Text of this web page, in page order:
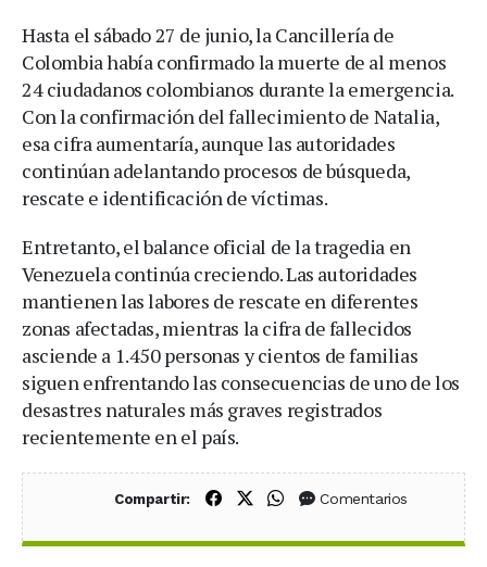
Hasta el sábado 27 de junio, la Cancillería de
Colombia había confirmado la muerte de al menos
24 ciudadanos colombianos durante la emergencia.
Con la confirmación del fallecimiento de Natalia,
esa cifra aumentaría, aunque las autoridades
continúan adelantando procesos de búsqueda,
rescate e identificación de víctimas.
Entretanto, el balance oficial de la tragedia en
Venezuela continúa creciendo. Las autoridades
mantienen las labores de rescate en diferentes
zonas afectadas, mientras la cifra de fallecidos
asciende a 1.450 personas y cientos de familias
siguen enfrentando las consecuencias de uno de los
desastres naturales más graves registrados
recientemente en el país.
Compartir: Compartir en Facebook
Compartir en X (Twitter)
Compartir en WhatsApp
Comentarios